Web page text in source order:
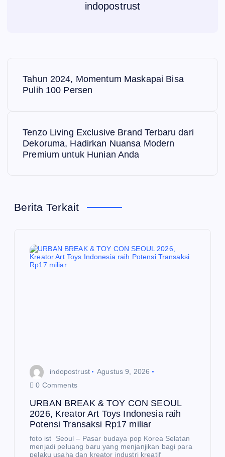
indopostrust
s
Tahun 2024, Momentum Maskapai Bisa
Pulih 100 Persen
Tenzo Living Exclusive Brand Terbaru dari
Dekoruma, Hadirkan Nuansa Modern
Premium untuk Hunian Anda
Berita Terkait
indopostrust
Agustus 9, 2026
0 Comments
URBAN BREAK & TOY CON SEOUL
2026, Kreator Art Toys Indonesia raih
Potensi Transaksi Rp17 miliar
foto ist Seoul – Pasar budaya pop Korea Selatan
menjadi peluang baru yang menjanjikan bagi para
pelaku usaha dan kreator industri kreatif